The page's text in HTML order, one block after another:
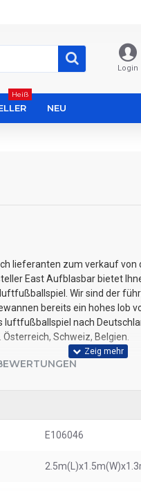
Login
Heiß
NEU
lieferanten zum verkauf
East Aufblasbar bietet
Wir sind der
bereits ein hohes lob
luftfußballspiel nach
Schweiz, Belgien.
E106046